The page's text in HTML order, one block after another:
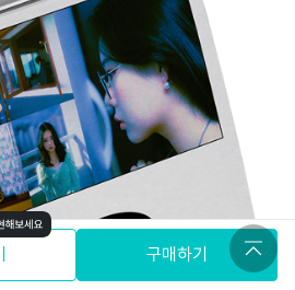
구매하기